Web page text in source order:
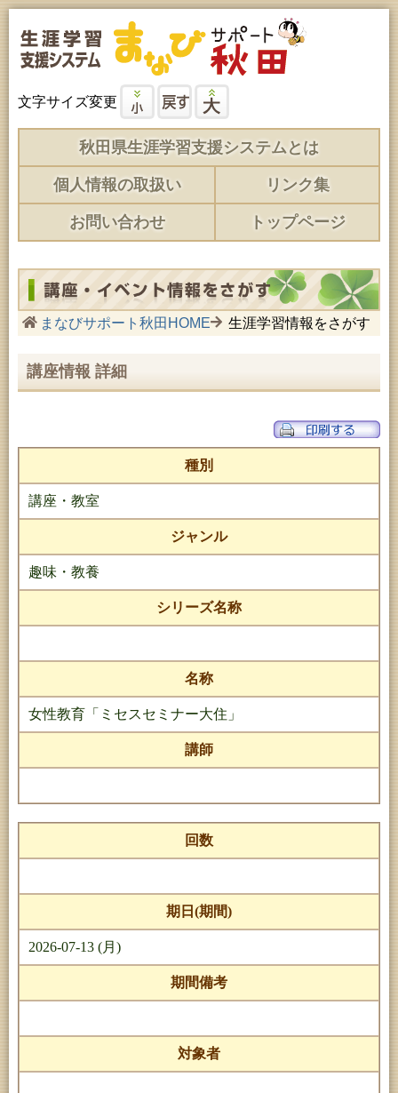
文字サイズ変更
秋田県生涯学習支援システムとは
個人情報の取扱い リンク集
お問い合わせ トップページ
まなびサポート秋田HOME 生涯学習情報をさがす
講座情報 詳細
種別
講座・教室
ジャンル
趣味・教養
シリーズ名称
名称
女性教育「ミセスセミナー大住」
講師
回数
期日(期間)
2026-07-13 (月)
期間備考
対象者